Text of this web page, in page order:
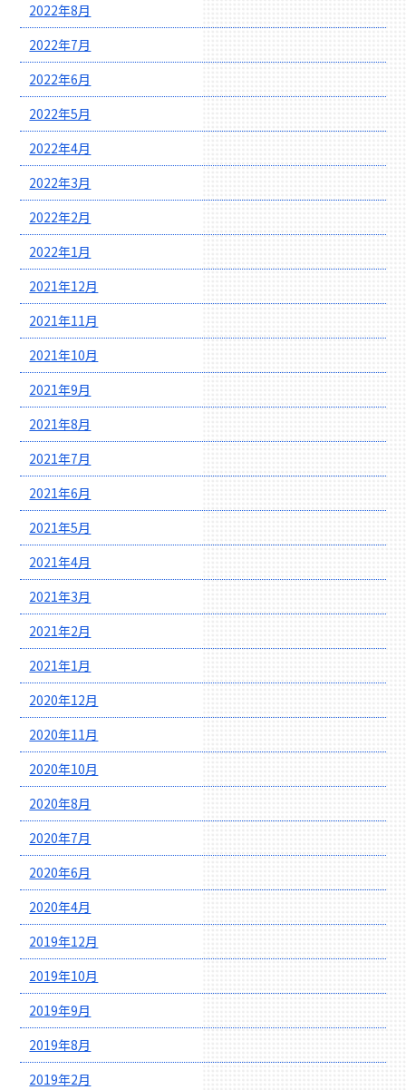
2022年8月
2022年7月
2022年6月
2022年5月
2022年4月
2022年3月
2022年2月
2022年1月
2021年12月
2021年11月
2021年10月
2021年9月
2021年8月
2021年7月
2021年6月
2021年5月
2021年4月
2021年3月
2021年2月
2021年1月
2020年12月
2020年11月
2020年10月
2020年8月
2020年7月
2020年6月
2020年4月
2019年12月
2019年10月
2019年9月
2019年8月
2019年2月